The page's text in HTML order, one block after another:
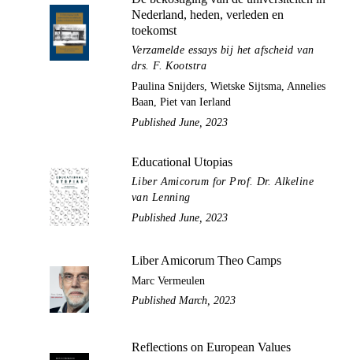
Nederland, heden, verleden en
toekomst
Verzamelde essays bij het afscheid van
drs. F. Kootstra
Paulina Snijders, Wietske Sijtsma, Annelies
Baan, Piet van Ierland
Published June, 2023
Educational Utopias
Liber Amicorum for Prof. Dr. Alkeline
van Lenning
Published June, 2023
Liber Amicorum Theo Camps
Marc Vermeulen
Published March, 2023
Reflections on European Values